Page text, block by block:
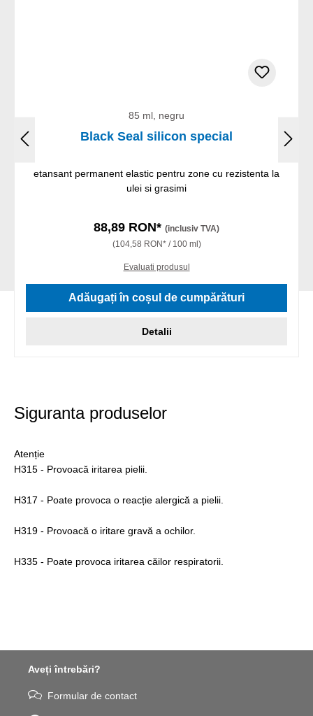
85 ml, negru
Black Seal silicon special
etansant permanent elastic pentru zone cu rezistenta la
ulei si grasimi
88,89 RON* (inclusiv TVA)
(104,58 RON* / 100 ml)
Evaluati produsul
Adăugați în coșul de cumpărături
Detalii
Siguranta produselor
Atenție
H315 - Provoacă iritarea pielii.
H317 - Poate provoca o reacție alergică a pielii.
H319 - Provoacă o iritare gravă a ochilor.
H335 - Poate provoca iritarea căilor respiratorii.
Aveți întrebări?
Formular de contact